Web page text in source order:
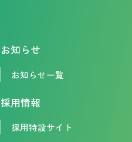
お知らせ
お知らせ一覧
採用情報
採用特設サイト